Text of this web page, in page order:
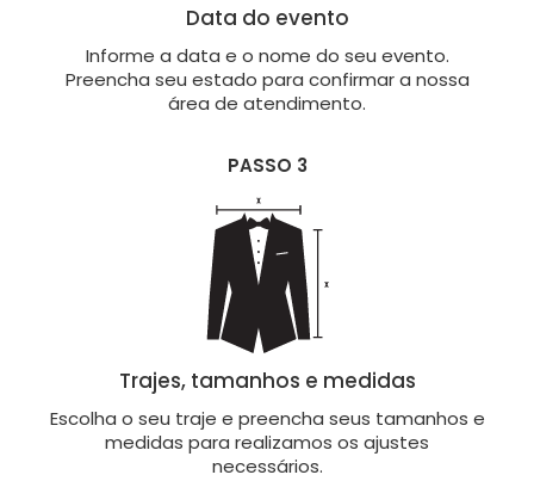
Data do evento
Informe a data e o nome do seu evento.
Preencha seu estado para confirmar a nossa
área de atendimento.
PASSO 3
Trajes, tamanhos e medidas
Escolha o seu traje e preencha seus tamanhos e
medidas para realizamos os ajustes
necessários.